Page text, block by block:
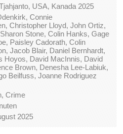
USA, Kanada 2025
Connie
Christopher Lloyd, John Ortiz,
Stone, Colin Hanks, Gage
Paisley Cadorath, Colin
Jacob Blair, Daniel Bernhardt,
Hoyos, David MacInnis, David
Brown, Denesha Lee-Labiuk,
Beilfuss, Joanne Rodriguez
Crime
2025